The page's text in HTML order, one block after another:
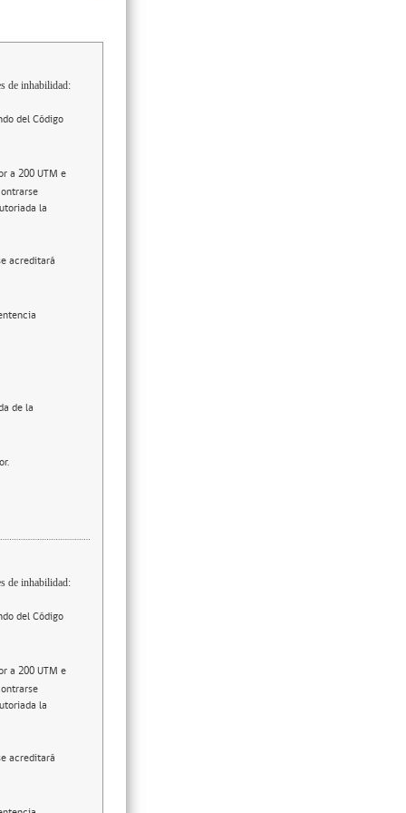
de inhabilidad:
del Código
a 200 UTM e
la
acreditará
de la
de inhabilidad:
del Código
a 200 UTM e
la
acreditará